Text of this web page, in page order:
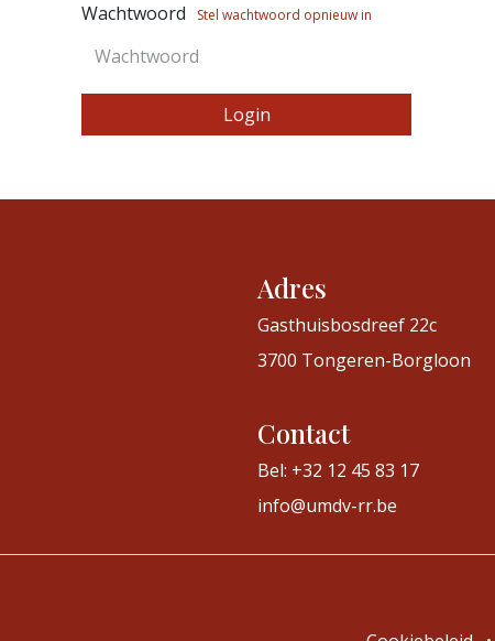
Wachtwoord Stel wachtwoord opnieuw in
Login
Adres
Gasthuisbosdreef 22c
3700 Tongeren-Borgloon
Contact
Bel: +32 12 45 83 17
info@umdv-rr.be